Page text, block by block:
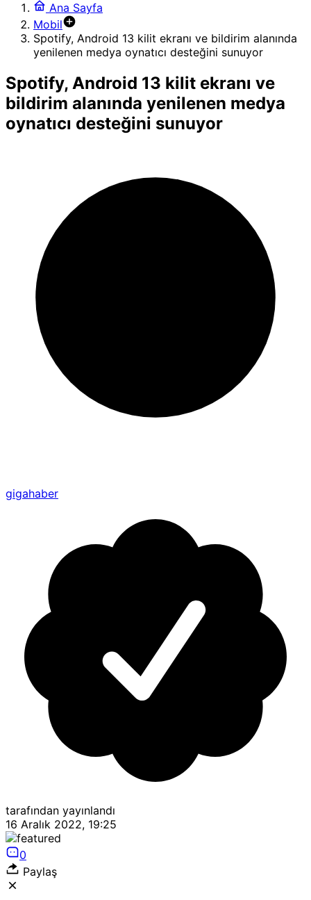
Ana Sayfa
Mobil
Spotify, Android 13 kilit ekranı ve bildirim alanında
yenilenen medya oynatıcı desteğini sunuyor
Spotify, Android 13 kilit ekranı ve
bildirim alanında yenilenen medya
oynatıcı desteğini sunuyor
gigahaber
tarafından yayınlandı
16 Aralık 2022, 19:25
0
Paylaş